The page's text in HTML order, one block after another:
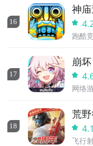
16
神
跑酷
17
崩
网络
18
荒
4.1
飞行